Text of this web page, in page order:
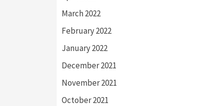
March 2022
February 2022
January 2022
December 2021
November 2021
October 2021